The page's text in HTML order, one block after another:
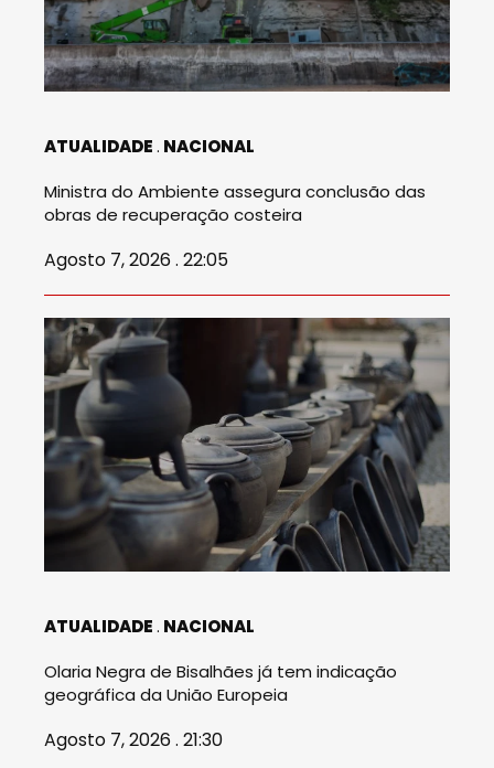
ATUALIDADE NACIONAL
Ministra do Ambiente assegura conclusão das
obras de recuperação costeira
Agosto 7, 2026 . 22:05
ATUALIDADE NACIONAL
Olaria Negra de Bisalhães já tem indicação
geográfica da União Europeia
Agosto 7, 2026 . 21:30